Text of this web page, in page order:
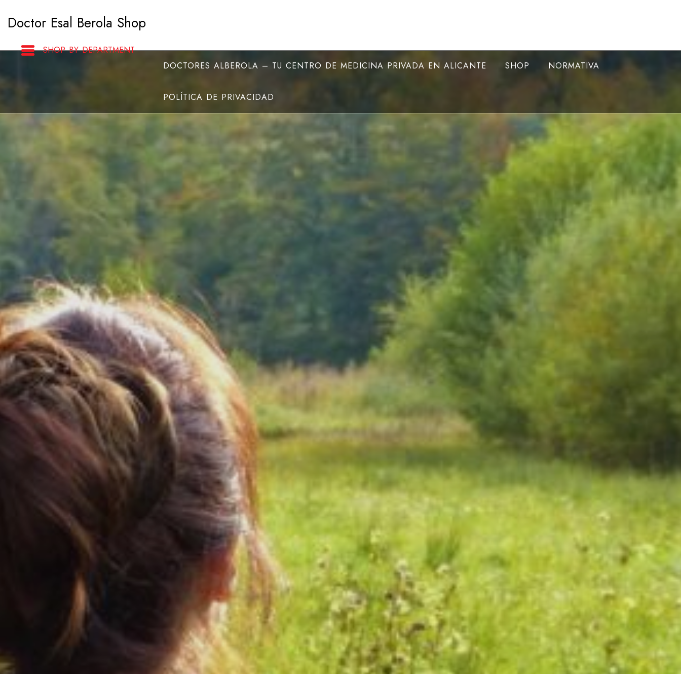
Doctor Esal Berola Shop
SHOP BY DEPARTMENT
DOCTORES ALBEROLA – TU CENTRO DE MEDICINA PRIVADA EN ALICANTE
SHOP NORMATIVA
POLÍTICA DE PRIVACIDAD